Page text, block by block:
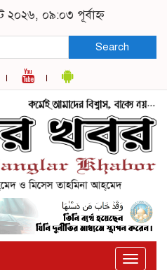
২০২৬, ০৯:০৩ পূর্বাহ্ন
Search
Toggle